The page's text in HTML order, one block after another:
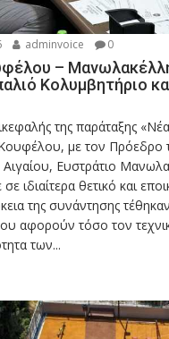
adminvoice 0
–
Κολυμβητήριο
της παράταξης
με τον Πρόεδρο
Αιγαίου, Ευστράτιο
ιδιαίτερα θετικό και
της συνάντησης
αφορούν τόσο τον
των...